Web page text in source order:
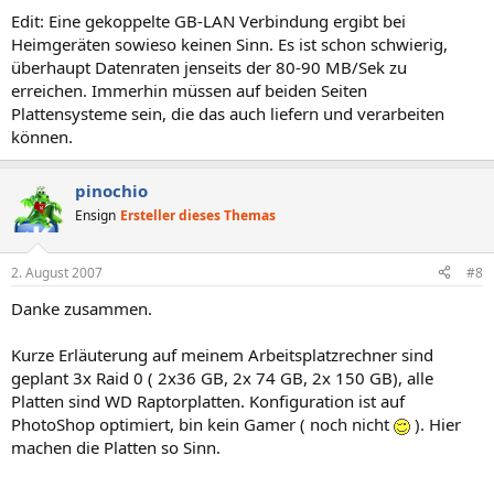
Edit: Eine gekoppelte GB-LAN Verbindung ergibt bei
Heimgeräten sowieso keinen Sinn. Es ist schon schwierig,
überhaupt Datenraten jenseits der 80-90 MB/Sek zu
erreichen. Immerhin müssen auf beiden Seiten
Plattensysteme sein, die das auch liefern und verarbeiten
können.
pinochio
Ensign Ersteller dieses Themas
2. August 2007 #8
Danke zusammen.
Kurze Erläuterung auf meinem Arbeitsplatzrechner sind
geplant 3x Raid 0 ( 2x36 GB, 2x 74 GB, 2x 150 GB), alle
Platten sind WD Raptorplatten. Konfiguration ist auf
PhotoShop optimiert, bin kein Gamer ( noch nicht
). Hier
machen die Platten so Sinn.